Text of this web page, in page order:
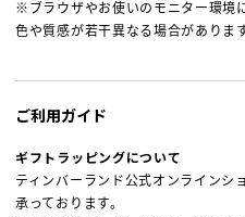
※ブラウザやお使いのモニター環境
色や質感が若干異なる場合があります
ご利用ガイド
ギフトラッピングについて
ティンバーランド公式オンラインシ
承っております。